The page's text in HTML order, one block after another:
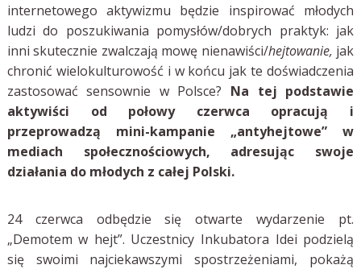
internetowego aktywizmu będzie inspirować młodych
ludzi do poszukiwania pomysłów/dobrych praktyk: jak
inni skutecznie zwalczają mowę nienawiści/hejtowanie, jak
chronić wielokulturowość i w końcu jak te doświadczenia
zastosować sensownie w Polsce? Na tej podstawie
aktywiści od połowy czerwca opracują i
przeprowadzą mini-kampanie „antyhejtowe” w
mediach społecznościowych, adresując swoje
działania do młodych z całej Polski.
24 czerwca odbędzie się otwarte wydarzenie pt.
„Demotem w hejt”. Uczestnicy Inkubatora Idei podzielą
się swoimi najciekawszymi spostrzeżeniami, pokażą